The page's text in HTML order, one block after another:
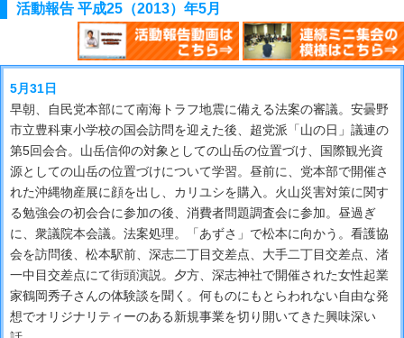
活動報告 平成25（2013）年5月
5月31日
早朝、自民党本部にて南海トラフ地震に備える法案の審議。安曇野
市立豊科東小学校の国会訪問を迎えた後、超党派「山の日」議連の
第5回会合。山岳信仰の対象としての山岳の位置づけ、国際観光資
源としての山岳の位置づけについて学習。昼前に、党本部で開催さ
れた沖縄物産展に顔を出し、カリユシを購入。火山災害対策に関す
る勉強会の初会合に参加の後、消費者問題調査会に参加。昼過ぎ
に、衆議院本会議。法案処理。「あずさ」で松本に向かう。看護協
会を訪問後、松本駅前、深志二丁目交差点、大手二丁目交差点、渚
一中目交差点にて街頭演説。夕方、深志神社で開催された女性起業
家鶴岡秀子さんの体験談を聞く。何ものにもとらわれない自由な発
想でオリジナリティーのある新規事業を切り開いてきた興味深い